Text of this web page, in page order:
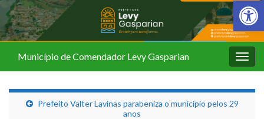
Barra de
Município de Comendador Levy Gasparian
Prefeito Valter Lavinas parabeniza o município pelos 29
anos